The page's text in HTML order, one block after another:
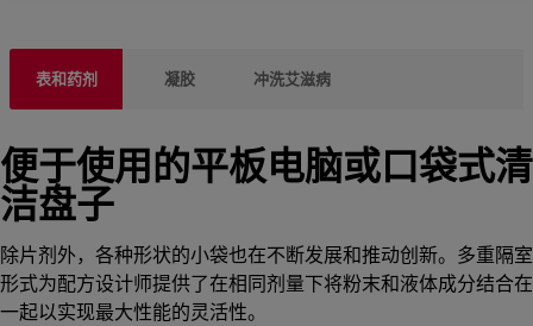
表和药剂 凝胶 冲洗艾滋病
便于使用的平板电脑或口袋式清
洁盘子
除片剂外，各种形状的小袋也在不断发展和推动创新。多重隔室
形式为配方设计师提供了在相同剂量下将粉末和液体成分结合在
一起以实现最大性能的灵活性。